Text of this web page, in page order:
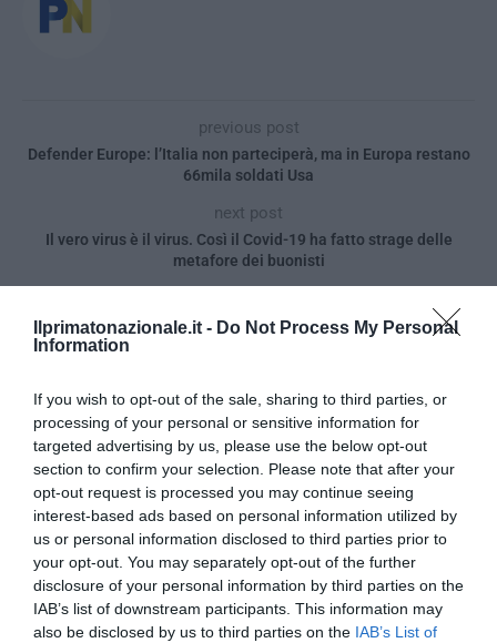
Ilprimatonazionale.it - Do Not Process My Personal
Information
If you wish to opt-out of the sale, sharing to third parties, or
processing of your personal or sensitive information for
targeted advertising by us, please use the below opt-out
section to confirm your selection. Please note that after your
opt-out request is processed you may continue seeing
interest-based ads based on personal information utilized by
us or personal information disclosed to third parties prior to
your opt-out. You may separately opt-out of the further
disclosure of your personal information by third parties on the
IAB’s list of downstream participants. This information may
also be disclosed by us to third parties on the IAB’s List of
previous post
Defender Europe: l’Italia non parteciperà, ma in Europa restano
66mila soldati Usa
next post
Il vero virus è il virus. Così il Covid-19 ha fatto strage delle
metafore dei buonisti
YOU MAY ALSO LIKE